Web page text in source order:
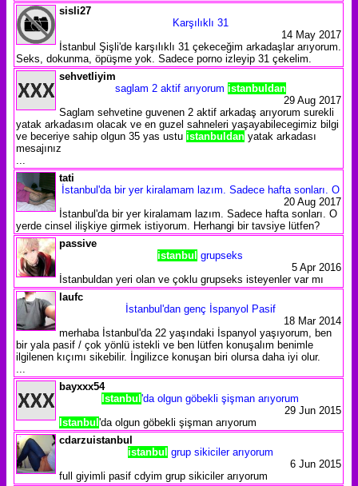
sisli27
Karşılıklı 31
14 May 2017
İstanbul Şişli'de karşılıklı 31 çekeceğim arkadaşlar arıyorum.
Seks, dokunma, öpüşme yok. Sadece porno izleyip 31 çekelim.
sehvetliyim
saglam 2 aktif arıyorum istanbuldan
29 Aug 2017
Saglam sehvetine guvenen 2 aktif arkadaş arıyorum surekli
yatak arkadasım olacak ve en guzel sahneleri yaşayabilecegimiz bilgi
ve beceriye sahip olgun 35 yas ustu istanbuldan yatak arkadası
mesajınız
tati
İstanbul'da bir yer kiralamam lazım. Sadece hafta sonları. O
20 Aug 2017
İstanbul'da bir yer kiralamam lazım. Sadece hafta sonları. O
yerde cinsel ilişkiye girmek istiyorum. Herhangi bir tavsiye lütfen?
passive
istanbul grupseks
5 Apr 2016
İstanbuldan yeri olan ve çoklu grupseks isteyenler var mı
laufc
İstanbul'dan genç İspanyol Pasif
18 Mar 2014
merhaba İstanbul'da 22 yaşındaki İspanyol yaşıyorum, ben
bir yala pasif / çok yönlü istekli ve ben lütfen konuşalım benimle
ilgilenen kıçımı sikebilir. İngilizce konuşan biri olursa daha iyi olur.
bayxxx54
Istanbul'da olgun göbekli şişman arıyorum
29 Jun 2015
Istanbul'da olgun göbekli şişman arıyorum
cdarzuistanbul
istanbul grup sikiciler arıyorum
6 Jun 2015
full giyimli pasif cdyim grup sikiciler arıyorum